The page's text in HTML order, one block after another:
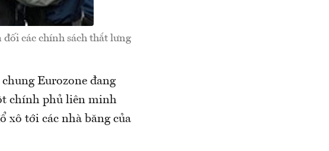
các chính sách thắt lưng
Eurozone đang
chính phủ liên minh
xô tới các nhà băng của